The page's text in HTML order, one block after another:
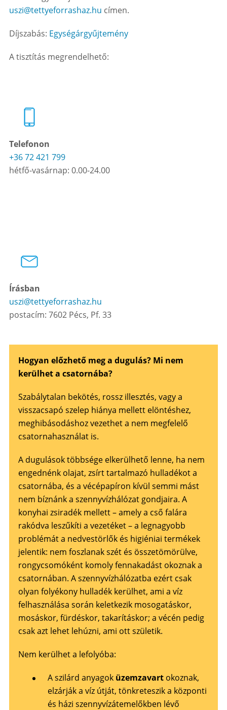
uszi@tettyeforrashaz.hu címen.
Díjszabás: Egységárgyűjtemény
A tisztítás megrendelhető:
Telefonon
+36 72 421 799
hétfő-vasárnap: 0.00-24.00
Írásban
uszi@tettyeforrashaz.hu
postacím: 7602 Pécs, Pf. 33
Hogyan előzhető meg a dugulás? Mi nem
kerülhet a csatornába?
Szabálytalan bekötés, rossz illesztés, vagy a
visszacsapó szelep hiánya mellett elöntéshez,
meghibásodáshoz vezethet a nem megfelelő
csatornahasználat is.
A dugulások többsége elkerülhető lenne, ha nem
engednénk olajat, zsírt tartalmazó hulladékot a
csatornába, és a vécépapíron kívül semmi mást
nem bíznánk a szennyvízhálózat gondjaira. A
konyhai zsiradék mellett – amely a cső falára
rakódva leszűkíti a vezetéket – a legnagyobb
problémát a nedvestörlők és higiéniai termékek
jelentik: nem foszlanak szét és összetömörülve,
rongycsomóként komoly fennakadást okoznak a
csatornában. A szennyvízhálózatba ezért csak
olyan folyékony hulladék kerülhet, ami a víz
felhasználása során keletkezik mosogatáskor,
mosáskor, fürdéskor, takarításkor; a vécén pedig
csak azt lehet lehúzni, ami ott születik.
Nem kerülhet a lefolyóba:
A szilárd anyagok üzemzavart okoznak,
elzárják a víz útját, tönkreteszik a központi
és házi szennyvízátemelőkben lévő